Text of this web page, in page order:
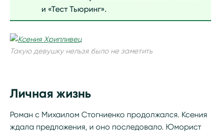
и «Тест Тьюринг».
Такую девушку нельзя было не заметить
Личная жизнь
Роман с Михаилом Стогниенко продолжался. Ксения
ждала предложения, и оно последовало. Юморист